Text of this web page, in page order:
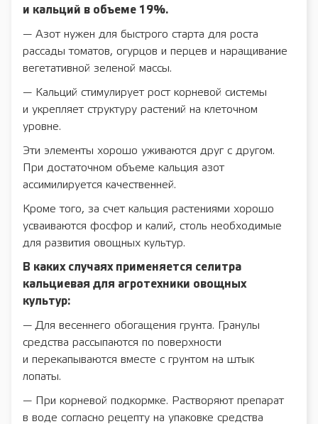
и кальций в объеме 19%.
— Азот нужен для быстрого старта для роста
рассады томатов, огурцов и перцев и наращивание
вегетативной зеленой массы.
— Кальций стимулирует рост корневой системы
и укрепляет структуру растений на клеточном
уровне.
Эти элементы хорошо уживаются друг с другом.
При достаточном объеме кальция азот
ассимилируется качественней.
Кроме того, за счет кальция растениями хорошо
усваиваются фосфор и калий, столь необходимые
для развития овощных культур.
В каких случаях применяется селитра
кальциевая для агротехники овощных
культур:
— Для весеннего обогащения грунта. Гранулы
средства рассыпаются по поверхности
и перекапываются вместе с грунтом на штык
лопаты.
— При корневой подкормке. Растворяют препарат
в воде согласно рецепту на упаковке средства